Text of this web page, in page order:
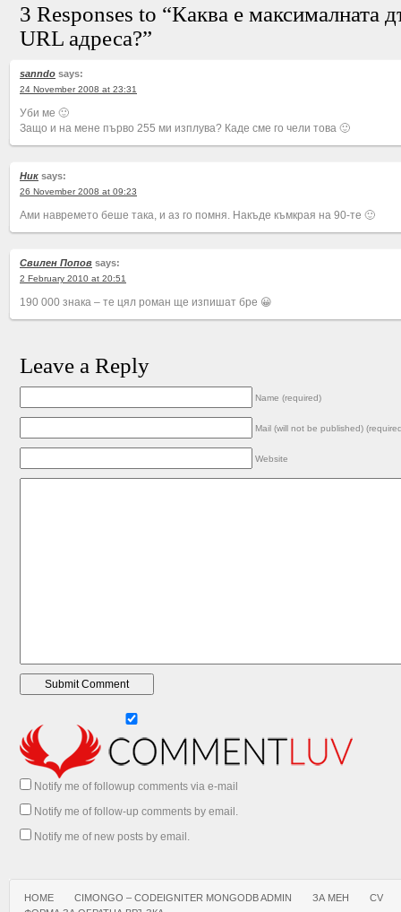
3 Responses to “Каква е максималната
URL адреса?”
sanndo says:
24 November 2008 at 23:31
Уби ме 🙂
Защо и на мене първо 255 ми изплува? Каде сме го чели това 🙂
Ник says:
26 November 2008 at 09:23
Ами навремето беше така, и аз го помня. Накъде къмкрая на 90-те 🙂
Свилен Попов says:
2 February 2010 at 20:51
190 000 знака – те цял роман ще изпишат бре 😀
Leave a Reply
Name (required)
Mail (will not be published)
Website
Notify me of followup comments via e-mail
Notify me of follow-up comments by email.
Notify me of new posts by email.
HOME CIMONGO – CODEIGNITER MONGODB ADMIN ЗА МЕН
CV